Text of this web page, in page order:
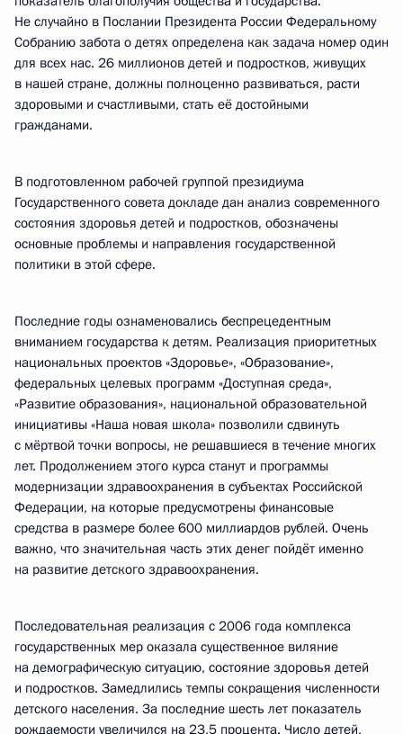
Не случайно в Послании Президента России Федеральному
Собранию забота о детях определена как задача номер один
для всех нас. 26 миллионов детей и подростков, живущих
в нашей стране, должны полноценно развиваться, расти
здоровыми и счастливыми, стать её достойными
гражданами.
В подготовленном рабочей группой президиума
Государственного совета докладе дан анализ современного
состояния здоровья детей и подростков, обозначены
основные проблемы и направления государственной
политики в этой сфере.
Последние годы ознаменовались беспрецедентным
вниманием государства к детям. Реализация приоритетных
национальных проектов «Здоровье», «Образование»,
федеральных целевых программ «Доступная среда»,
«Развитие образования», национальной образовательной
инициативы «Наша новая школа» позволили сдвинуть
с мёртвой точки вопросы, не решавшиеся в течение многих
лет. Продолжением этого курса станут и программы
модернизации здравоохранения в субъектах Российской
Федерации, на которые предусмотрены финансовые
средства в размере более 600 миллиардов рублей. Очень
важно, что значительная часть этих денег пойдёт именно
на развитие детского здравоохранения.
Последовательная реализация с 2006 года комплекса
государственных мер оказала существенное виляние
на демографическую ситуацию, состояние здоровья детей
и подростков. Замедлились темпы сокращения численности
детского населения. За последние шесть лет показатель
рождаемости увеличился на 23,5 процента. Число детей,